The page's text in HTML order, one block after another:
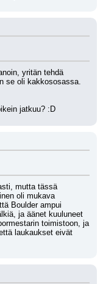
yritän tehdä
se oli kakkososassa.
jatkuu? :D
mutta tässä
oli mukava
Boulder ampui
ja äänet kuuluneet
toimistoon, ja
laukaukset eivät